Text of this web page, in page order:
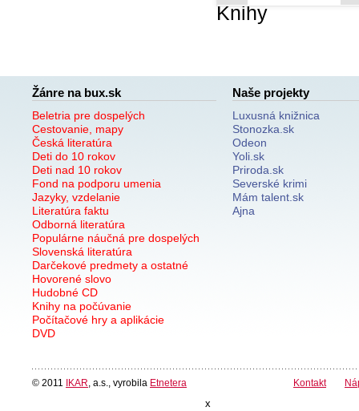
Knihy
Žánre na bux.sk
Beletria pre dospelých
Cestovanie, mapy
Česká literatúra
Deti do 10 rokov
Deti nad 10 rokov
Fond na podporu umenia
Jazyky, vzdelanie
Literatúra faktu
Odborná literatúra
Populárne náučná pre dospelých
Slovenská literatúra
Darčekové predmety a ostatné
Hovorené slovo
Hudobné CD
Knihy na počúvanie
Počítačové hry a aplikácie
DVD
Naše projekty
Luxusná knižnica
Stonozka.sk
Odeon
Yoli.sk
Priroda.sk
Severské krimi
Mám talent.sk
Ajna
© 2011 IKAR , a.s., vyrobila Etnetera Kontakt
x